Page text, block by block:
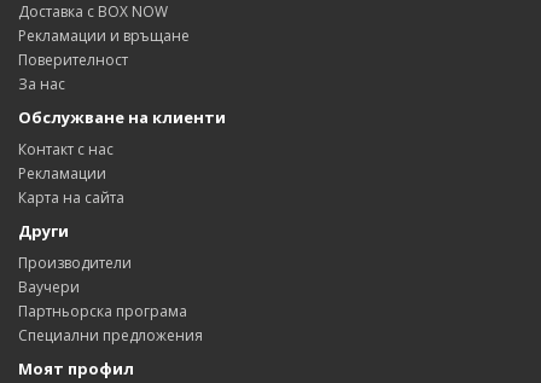
Доставка с BOX NOW
Рекламации и връщане
Поверителност
За нас
Обслужване на клиенти
Контакт с нас
Рекламации
Карта на сайта
Други
Производители
Ваучери
Партньорска програма
Специални предложения
Моят профил